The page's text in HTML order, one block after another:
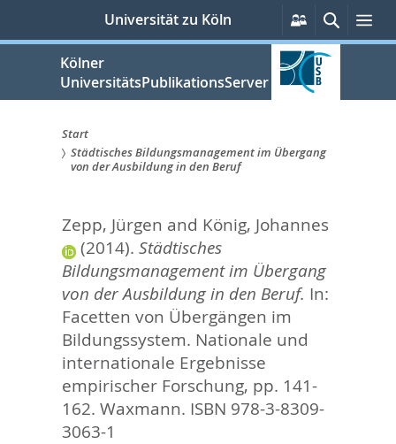
springen
Universität zu Köln
Persönliche
Services
Suche
Kölner
UniversitätsPublikationsServer
Sie
hier:
Start
Städtisches Bildungsmanagement im Übergang
von der Ausbildung in den Beruf
Zepp, Jürgen and König, Johannes
(2014). Städtisches
Bildungsmanagement im Übergang
von der Ausbildung in den Beruf. In:
Facetten von Übergängen im
Bildungssystem. Nationale und
internationale Ergebnisse
empirischer Forschung, pp. 141-
162. Waxmann. ISBN 978-3-8309-
3063-1